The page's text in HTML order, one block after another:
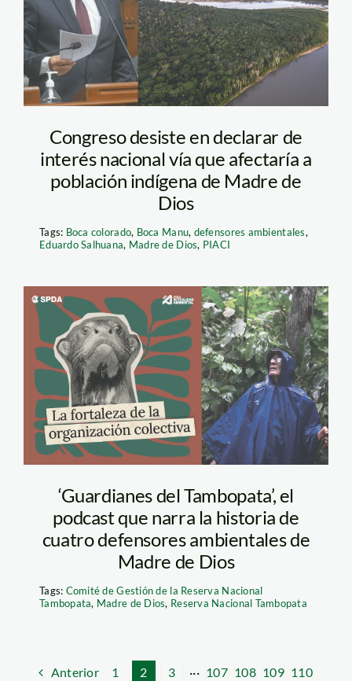
Congreso desiste en declarar de
interés nacional vía que afectaría a
población indígena de Madre de
Dios
Tags: Boca colorado, Boca Manu, defensores ambientales,
Eduardo Salhuana, Madre de Dios, PIACI
Imagen SPDA
Guardianes del
Tambopata podcast
‘Guardianes del Tambopata’, el
podcast que narra la historia de
cuatro defensores ambientales de
Madre de Dios
Tags: Comité de Gestión de la Reserva Nacional
Tambopata, Madre de Dios, Reserva Nacional Tambopata
Anterior 1 2 3 ··· 107 108 109 110